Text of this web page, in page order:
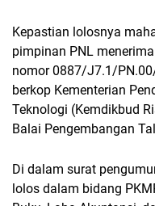
Kepastian lolosnya
pimpinan PNL
nomor 0887/J7.1/
berkop Kementerian
Teknologi (Kemdikbud
Balai Pengembangan
Di dalam surat
lolos dalam bidang